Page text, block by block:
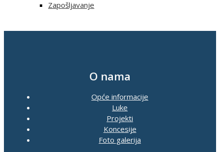
Zapošljavanje
O nama
Opće informacije
Luke
Projekti
Koncesije
Foto galerija